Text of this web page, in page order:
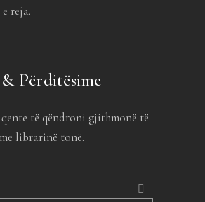
reja.
Përditësime
të qëndroni gjithmonë të
librarinë tonë.